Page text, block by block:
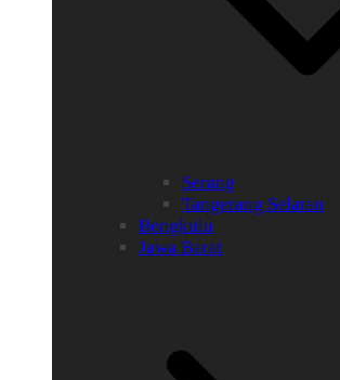
Serang
Tangerang Selatan
Bengkulu
Jawa Barat